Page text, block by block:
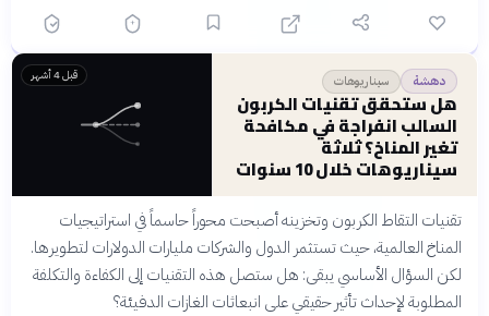
دهشة سيناريوهات
هل ستحقق تقنيات الكربون
السالب انفراجة في مكافحة
تغير المناخ؟ ثلاثة
سيناريوهات خلال 10 سنوات
قبل 4 أشهر
تقنيات التقاط الكربون وتخزينه أصبحت محوراً حاسماً في استراتيجيات
المناخ العالمية، حيث تستثمر الدول والشركات مليارات الدولارات لتطويرها.
لكن السؤال الأساسي يبقى: هل ستصل هذه التقنيات إلى الكفاءة والتكلفة
المطلوبة لإحداث تأثير حقيقي على انبعاثات الغازات الدفيئة؟